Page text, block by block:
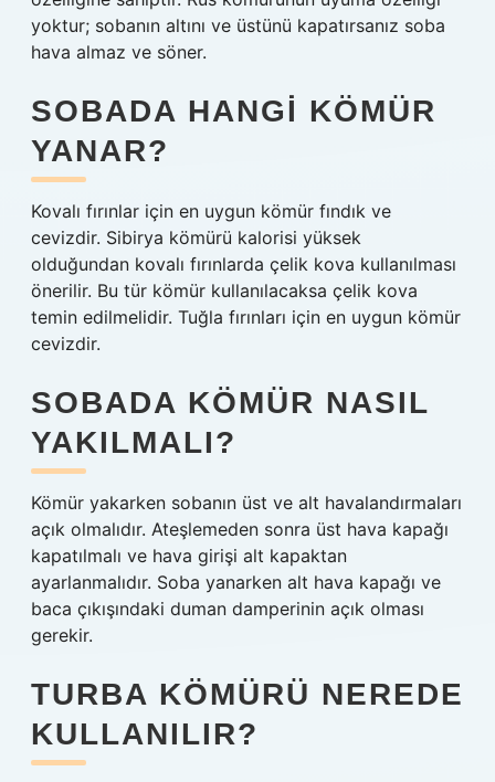
yoktur; sobanın altını ve üstünü kapatırsanız soba
hava almaz ve söner.
SOBADA HANGI KÖMÜR
YANAR?
Kovalı fırınlar için en uygun kömür fındık ve
cevizdir. Sibirya kömürü kalorisi yüksek
olduğundan kovalı fırınlarda çelik kova kullanılması
önerilir. Bu tür kömür kullanılacaksa çelik kova
temin edilmelidir. Tuğla fırınları için en uygun kömür
cevizdir.
SOBADA KÖMÜR NASIL
YAKILMALI?
Kömür yakarken sobanın üst ve alt havalandırmaları
açık olmalıdır. Ateşlemeden sonra üst hava kapağı
kapatılmalı ve hava girişi alt kapaktan
ayarlanmalıdır. Soba yanarken alt hava kapağı ve
baca çıkışındaki duman damperinin açık olması
gerekir.
TURBA KÖMÜRÜ NEREDE
KULLANILIR?